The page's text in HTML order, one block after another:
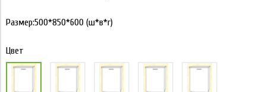
Размер:500*850*600 (ш*в*г)
Цвет